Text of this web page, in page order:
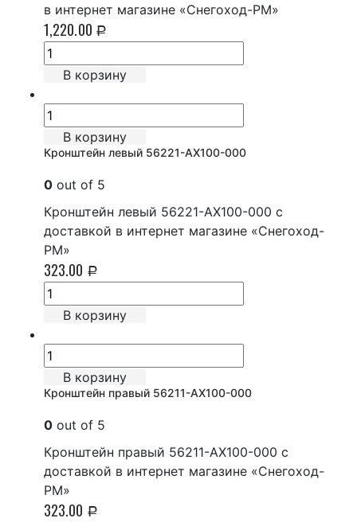
в интернет магазине «Снегоход-РМ»
1,220.00 Р
В корзину
В корзину
Кронштейн левый 56221-AX100-000
0 out of 5
Кронштейн левый 56221-AX100-000 с
доставкой в интернет магазине «Снегоход-
РМ»
323.00 Р
В корзину
В корзину
Кронштейн правый 56211-AX100-000
0 out of 5
Кронштейн правый 56211-AX100-000 с
доставкой в интернет магазине «Снегоход-
РМ»
323.00 Р